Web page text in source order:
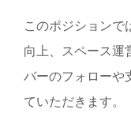
このポジションで
向上、スペース運
バーのフォローや
ていただきます。